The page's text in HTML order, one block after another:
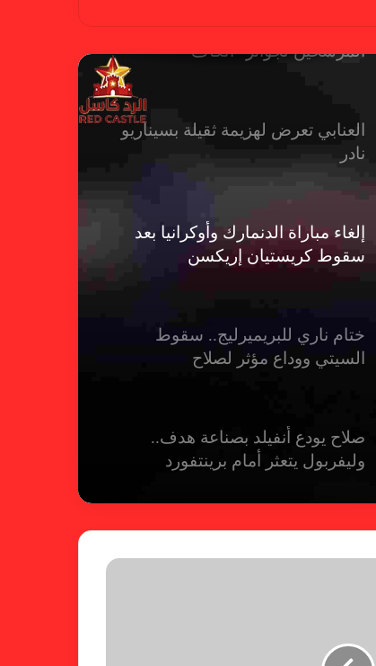
حضور عربي قوي في قائمة
المرشحين لجوائز “الكاف”
العنابي تعرض لهزيمة ثقيلة بسيناريو
نادر
إلغاء مباراة الدنمارك وأوكرانيا بعد
سقوط كريستيان إريكسن
ختام ناري للبريميرليج.. سقوط
السيتي ووداع مؤثر لصلاح
صلاح يودع أنفيلد بصناعة هدف..
وليفربول يتعثر أمام برينتفورد
ومبابي يخطف الأضواء
فالنسيا يصعق برشلونة بثلاثية مثيرة